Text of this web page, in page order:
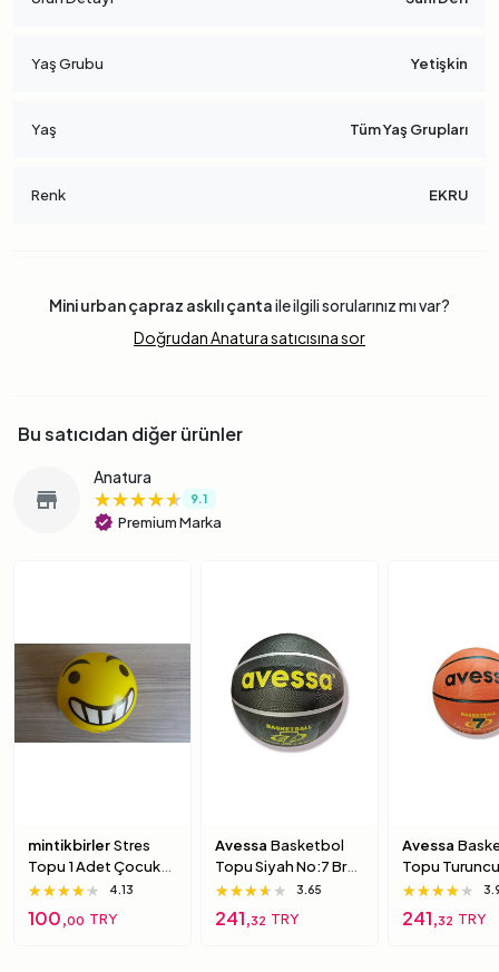
Yaş Grubu Yetişkin
Yaş Tüm Yaş Grupları
Renk EKRU
Mini urban çapraz askılı çantaile ilgili sorularınız mı var?
Doğrudan Anatura satıcısına sor
Bu satıcıdan diğer ürünler
store
Anatura
★★★★★
★★★★★
★★★★★ 9.1
verified Premium Marka
mintikbirlerStres
Topu 1 Adet Çocuk
Için Yumuşak
Süngerimsi Içi Dolu
Top 6 Numara
★★★★★
★★★★★
★★★★★ 4.13
100,00 TRY
Avessa Basketbol
Topu Siyah No:7 Brc-
7 7 Numara
★★★★★
★★★★★
★★★★★ 3.65
241,32 TRY
Avessa
Topu
Brc-7 5
★★★★★
★★★★★
★★★★★
241,32 TRY